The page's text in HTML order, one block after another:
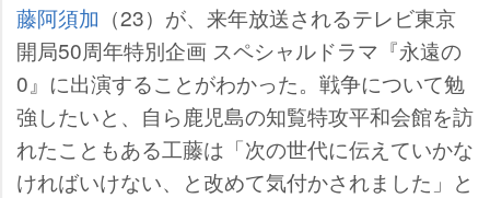
藤阿須加 （23）が、来年放送されるテレビ東京
開局50周年特別企画 スペシャルドラマ『永遠の
0』に出演することがわかった。戦争について勉
強したいと、自ら鹿児島の知覧特攻平和会館を訪
れたこともある工藤は「次の世代に伝えていかな
ければいけない、と改めて気付かされました」と